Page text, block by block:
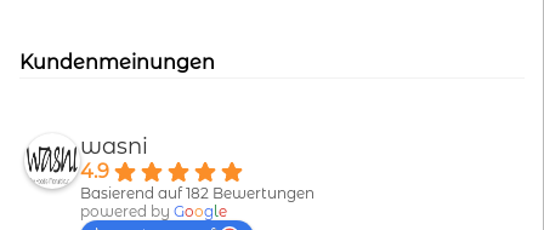
Kundenmeinungen
wasni
4.9
Basierend auf 182 Bewertungen
powered by Goog le